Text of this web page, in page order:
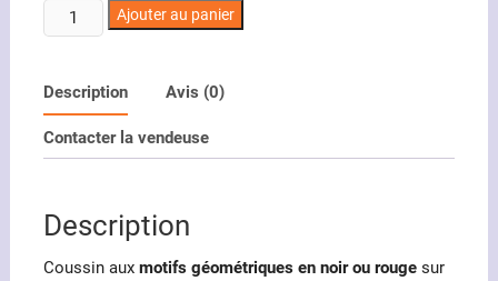
quantité
de
motifs
géométriques
en
rouge
Ajouter au panier
Description Avis (0)
Contacter la vendeuse
Description
Coussin aux motifs géométriques en noir ou rougesur